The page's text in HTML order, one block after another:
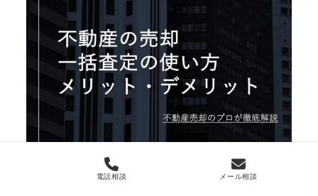
電話相談 メール相談